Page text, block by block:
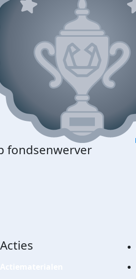
fondsenwerver
Acties